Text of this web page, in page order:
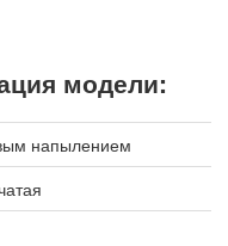
модели:
напылением